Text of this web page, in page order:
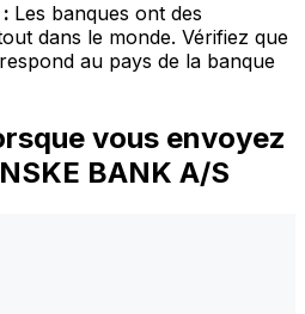
Les banques ont des
dans le monde. Vérifiez que
au pays de la banque
vous envoyez
BANK A/S